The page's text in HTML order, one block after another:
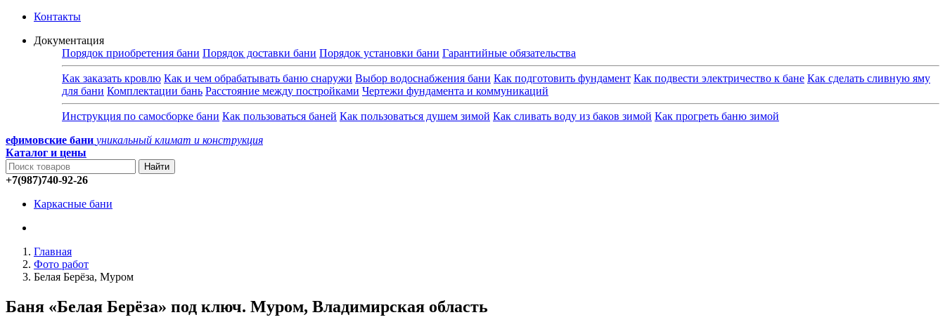
Контакты
Документация
Порядок приобретения бани Порядок доставки бани Порядок установки бани Гарантийные обязательства
Как заказать кровлю Как и чем обрабатывать баню снаружи Выбор водоснабжения бани Как подготовить фундамент Как подвести электричество к бане Как сделать сливную яму
для бани Комплектации бань Расстояние между постройками Чертежи фундамента и коммуникаций
Инструкция по самосборке бани Как пользоваться баней Как пользоваться душем зимой Как сливать воду из баков зимой Как прогреть баню зимой
ефимовские бани уникальный климат и конструкция
Каталог и цены
+7(987)740-92-26
Каркасные бани
Главная
Фото работ
Белая Берёза, Муром
Баня «Белая Берёза» под ключ. Муром, Владимирская область